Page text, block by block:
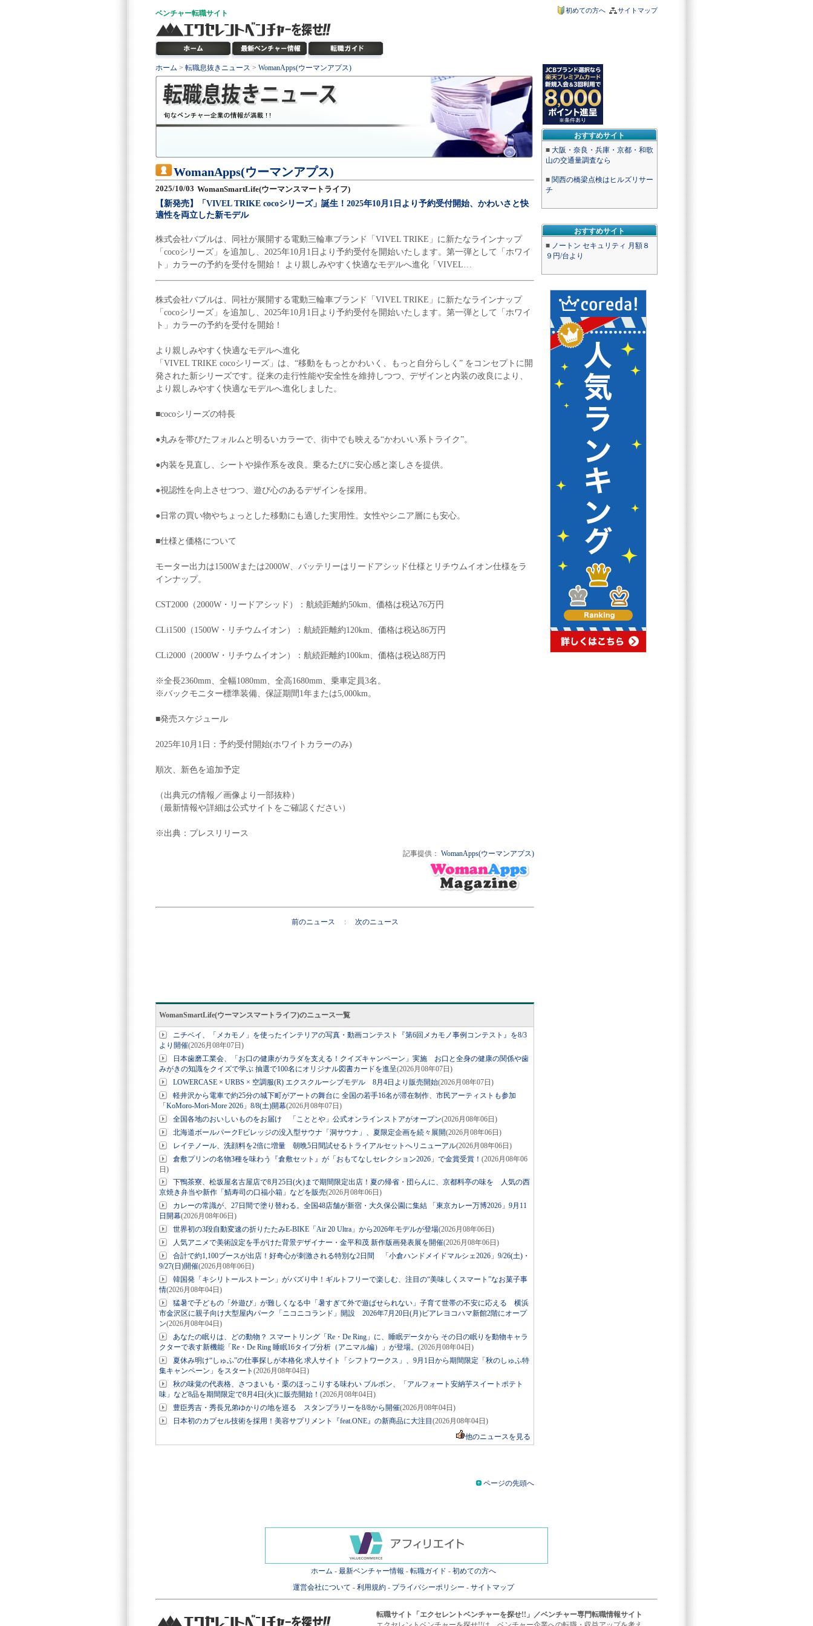
ベンチャー転職サイト サイトマップ
初めての方へ
おすすめサイト
■ 大阪・奈良・兵庫・京都・和歌
山の交通量調査なら
■ 関西の橋梁点検はヒルズリサー
チ
おすすめサイト
■ ノートン セキュリティ 月額８
９円/台より
ホーム > 転職息抜きニュース > WomanApps(ウーマンアプス)
WomanApps(ウーマンアプス)
2025/10/03 WomanSmartLife(ウーマンスマートライフ)
【新発売】「VIVEL TRIKE cocoシリーズ」誕生！2025年10月1日より予約受付開始、かわいさと快
適性を両立した新モデル
株式会社バブルは、同社が展開する電動三輪車ブランド「VIVEL TRIKE」に新たなラインナップ
「cocoシリーズ」を追加し、2025年10月1日より予約受付を開始いたします。第一弾として「ホワイ
ト」カラーの予約を受付を開始！ より親しみやすく快適なモデルへ進化「VIVEL…
株式会社バブルは、同社が展開する電動三輪車ブランド「VIVEL TRIKE」に新たなラインナップ
「cocoシリーズ」を追加し、2025年10月1日より予約受付を開始いたします。第一弾として「ホワイ
ト」カラーの予約を受付を開始！
より親しみやすく快適なモデルへ進化
「VIVEL TRIKE cocoシリーズ」は、“移動をもっとかわいく、もっと自分らしく” をコンセプトに開
発された新シリーズです。従来の走行性能や安全性を維持しつつ、デザインと内装の改良により、
より親しみやすく快適なモデルへ進化しました。
■cocoシリーズの特長
●丸みを帯びたフォルムと明るいカラーで、街中でも映える“かわいい系トライク”。
●内装を見直し、シートや操作系を改良。乗るたびに安心感と楽しさを提供。
●視認性を向上させつつ、遊び心のあるデザインを採用。
●日常の買い物やちょっとした移動にも適した実用性。女性やシニア層にも安心。
■仕様と価格について
モーター出力は1500Wまたは2000W、バッテリーはリードアシッド仕様とリチウムイオン仕様をラ
インナップ。
CST2000（2000W・リードアシッド）：航続距離約50km、価格は税込76万円
CLi1500（1500W・リチウムイオン）：航続距離約120km、価格は税込86万円
CLi2000（2000W・リチウムイオン）：航続距離約100km、価格は税込88万円
※全長2360mm、全幅1080mm、全高1680mm、乗車定員3名。
※バックモニター標準装備、保証期間1年または5,000km。
■発売スケジュール
2025年10月1日：予約受付開始(ホワイトカラーのみ)
順次、新色を追加予定
（出典元の情報／画像より一部抜粋）
（最新情報や詳細は公式サイトをご確認ください）
※出典：プレスリリース
記事提供： WomanApps(ウーマンアプス)
前のニュース : 次のニュース
WomanSmartLife(ウーマンスマートライフ)のニュース一覧
ニチベイ、「メカモノ」を使ったインテリアの写真・動画コンテスト『第6回メカモノ事例コンテスト』を8/3
より開催(2026月08年07日)
日本歯磨工業会、「お口の健康がカラダを支える！クイズキャンペーン」実施 お口と全身の健康の関係や歯
みがきの知識をクイズで学ぶ 抽選で100名にオリジナル図書カードを進呈(2026月08年07日)
LOWERCASE × URBS × 空調服(R) エクスクルーシブモデル 8月4日より販売開始(2026月08年07日)
軽井沢から電車で約25分の城下町がアートの舞台に 全国の若手16名が滞在制作、市民アーティストも参加
「KoMoro-Mori-More 2026」8/8(土)開幕(2026月08年07日)
全国各地のおいしいものをお届け 「こととや」公式オンラインストアがオープン(2026月08年06日)
北海道ボールパークFビレッジの没入型サウナ「洞サウナ」、夏限定企画を続々展開(2026月08年06日)
レイテノール、洗顔料を2倍に増量 朝晩5日間試せるトライアルセットへリニューアル(2026月08年06日)
倉敷プリンの名物3種を味わう『倉敷セット』が「おもてなしセレクション2026」で金賞受賞！ (2026月08年06
日)
下鴨茶寮、松坂屋名古屋店で8月25日(火)まで期間限定出店！夏の帰省・団らんに、京都料亭の味を 人気の西
京焼き弁当や新作「鯖寿司の口福小箱」などを販売(2026月08年06日)
カレーの常識が、27日間で塗り替わる。全国48店舗が新宿・大久保公園に集結 「東京カレー万博2026」9月11
日開幕(2026月08年06日)
世界初の3段自動変速の折りたたみE-BIKE「Air 20 Ultra」から2026年モデルが登場(2026月08年06日)
人気アニメで美術設定を手がけた背景デザイナー・金平和茂 新作版画発表展を開催(2026月08年06日)
合計で約1,100ブースが出店！好奇心が刺激される特別な2日間 「小倉ハンドメイドマルシェ2026」9/26(土)・
9/27(日)開催(2026月08年06日)
韓国発「キシリトールストーン」がバズり中！ギルトフリーで楽しむ、注目の“美味しくスマート”なお菓子事
情(2026月08年04日)
猛暑で子どもの「外遊び」が難しくなる中「暑すぎて外で遊ばせられない」子育て世帯の不安に応える 横浜
市金沢区に親子向け大型屋内パーク「ニコニコランド」開設 2026年7月20日(月)ビアレヨコハマ新館2階にオープ
ン(2026月08年04日)
あなたの眠りは、どの動物？ スマートリング「Re・De Ring」に、睡眠データから その日の眠りを動物キャラ
クターで表す新機能「Re・De Ring 睡眠16タイプ分析（アニマル編）」が登場。 (2026月08年04日)
夏休み明け“しゅふ”の仕事探しが本格化 求人サイト「シフトワークス」、9月1日から期間限定「秋のしゅふ特
集キャンペーン」をスタート (2026月08年04日)
秋の味覚の代表格、さつまいも・栗のほっこりする味わい ブルボン、「アルフォート安納芋スイートポテト
味」など8品を期間限定で8月4日(火)に販売開始！ (2026月08年04日)
豊臣秀吉・秀長兄弟ゆかりの地を巡る スタンプラリーを8/8から開催(2026月08年04日)
日本初のカプセル技術を採用！美容サプリメント『feat.ONE』の新商品に大注目 (2026月08年04日)
他のニュースを見る
ページの先頭へ
ホーム - 最新ベンチャー情報 - 転職ガイド - 初めての方へ
運営会社について - 利用規約 - プライバシーポリシー - サイトマップ
転職サイト
「エクセレントベンチャーを探せ!!」／ベンチャー専門転職情報サイト